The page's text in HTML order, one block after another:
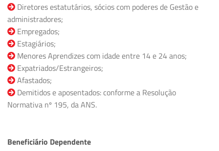
Diretores estatutários, sócios com poderes de Gestão e
administradores;
Empregados;
Estagiários;
Menores Aprendizes com idade entre 14 e 24 anos;
Expatriados/Estrangeiros;
Afastados;
Demitidos e aposentados: conforme a Resolução
Normativa nº 195, da ANS.
Beneficiário Dependente